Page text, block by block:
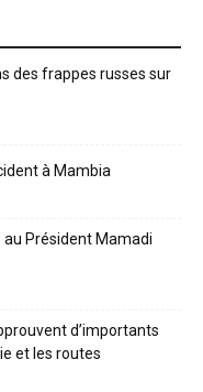
des frappes russes sur
à Mambia
au Président Mamadi
d’importants
et les routes